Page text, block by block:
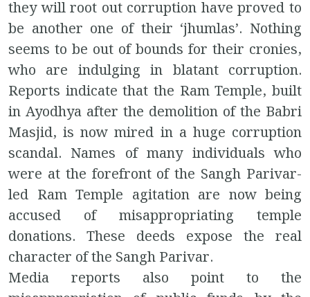
they will root out corruption have proved to
be another one of their ‘jhumlas’. Nothing
seems to be out of bounds for their cronies,
who are indulging in blatant corruption.
Reports indicate that the Ram Temple, built
in Ayodhya after the demolition of the Babri
Masjid, is now mired in a huge corruption
scandal. Names of many individuals who
were at the forefront of the Sangh Parivar-
led Ram Temple agitation are now being
accused of misappropriating temple
donations. These deeds expose the real
character of the Sangh Parivar.
Media reports also point to the